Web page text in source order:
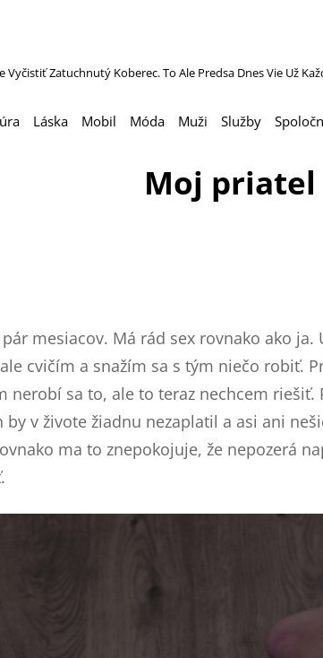
Zatuchnutý Koberec. To Ale Predsa Dnes Vie Už
Láska Mobil Móda Muži Služby
Moj priatel
mesiacov. Má rád sex rovnako ako
cvičím a snažím sa s tým niečo robiť.
nerobí sa to, ale to teraz nechcem riešiť.
by v živote žiadnu nezaplatil a asi ani
ma to znepokojuje, že nepozerá